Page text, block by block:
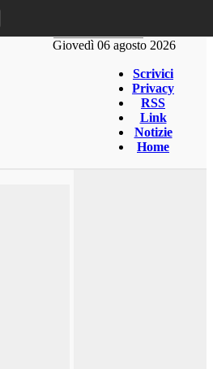
Giovedì 06 agosto 2026
Scrivici
Privacy
RSS
Link
Notizie
Home